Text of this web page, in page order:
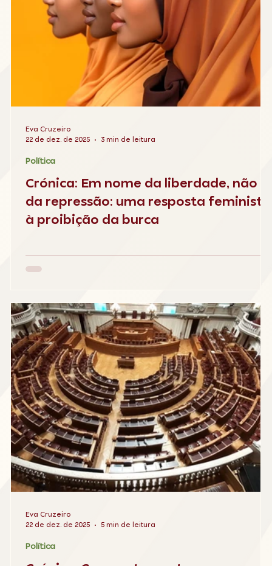
Crónica: Em nome da liberdade, não
da repressão: uma resposta feminista
à proibição da burca
Política
Eva Cruzeiro
22 de dez. de 2025
3 min de leitura
Política
Eva Cruzeiro
22 de dez. de 2025
5 min de leitura